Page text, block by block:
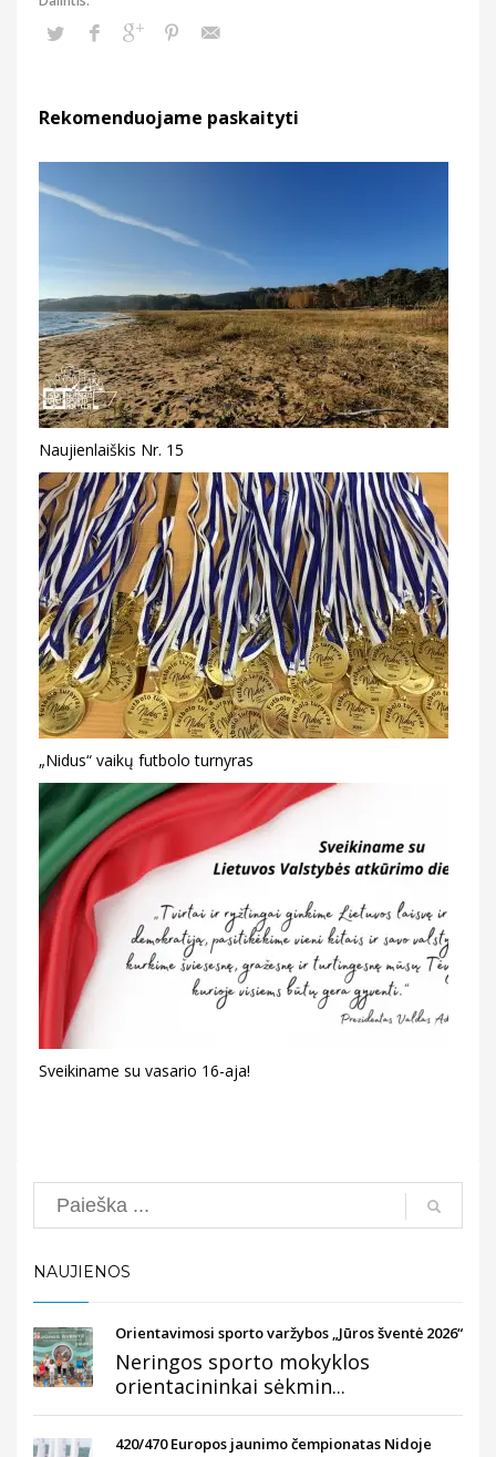
Rekomenduojame paskaityti
Naujienlaiškis Nr. 15
„Nidus“ vaikų futbolo turnyras
Sveikiname su vasario 16-aja!
Search
NAUJIENOS
Orientavimosi sporto varžybos „Jūros šventė 2026“
Neringos sporto mokyklos
orientacininkai sėkmin...
420/470 Europos jaunimo čempionatas Nidoje